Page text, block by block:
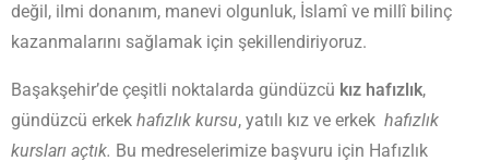
değil, ilmi donanım, manevi olgunluk, İslamî ve millî bilinç
kazanmalarını sağlamak için şekillendiriyoruz.
Başakşehir’de çeşitli noktalarda gündüzcü kız hafızlık,
gündüzcü erkek hafızlık kursu, yatılı kız ve erkek hafızlık
kursları açtık. Bu medreselerimize başvuru için Hafızlık